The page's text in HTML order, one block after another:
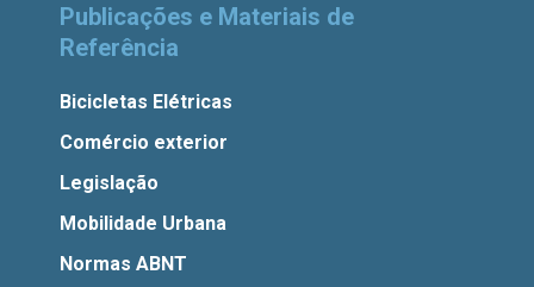
Publicações e Materiais de
Referência
Bicicletas Elétricas
Comércio exterior
Legislação
Mobilidade Urbana
Normas ABNT